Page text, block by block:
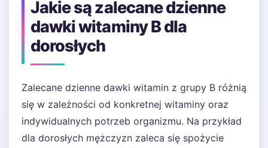
Jakie są zalecane dzienne
dawki witaminy B dla
dorosłych
Zalecane dzienne dawki witamin z grupy B różnią
się w zależności od konkretnej witaminy oraz
indywidualnych potrzeb organizmu. Na przykład
dla dorosłych mężczyzn zaleca się spożycie